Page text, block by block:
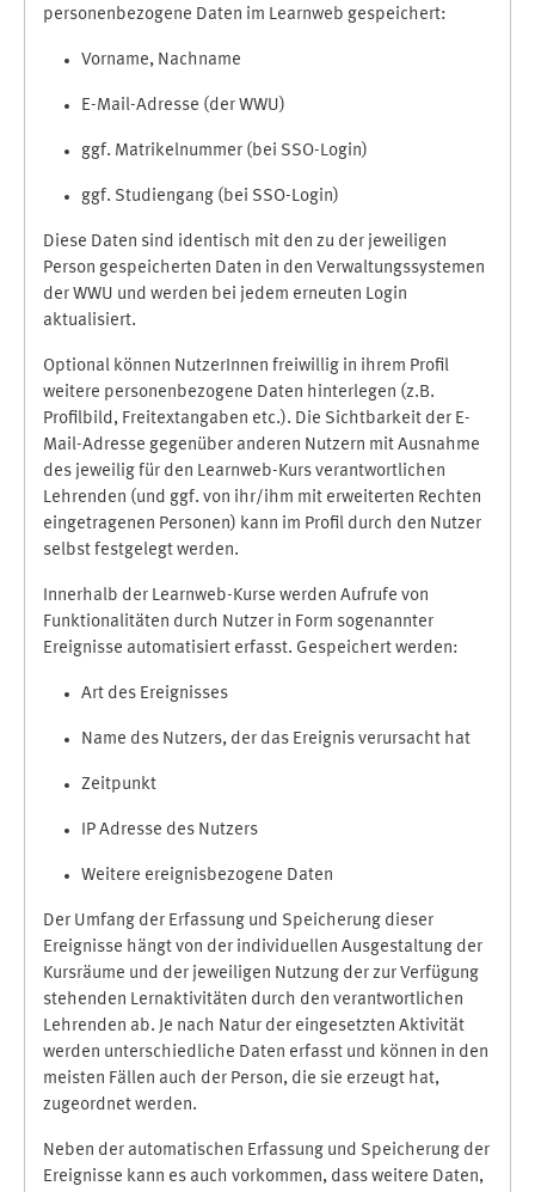
personenbezogene Daten im Learnweb gespeichert:
Vorname, Nachname
E-Mail-Adresse (der WWU)
ggf. Matrikelnummer (bei SSO-Login)
ggf. Studiengang (bei SSO-Login)
Diese Daten sind identisch mit den zu der jeweiligen
Person gespeicherten Daten in den Verwaltungssystemen
der WWU und werden bei jedem erneuten Login
aktualisiert.
Optional können NutzerInnen freiwillig in ihrem Profil
weitere personenbezogene Daten hinterlegen (z.B.
Profilbild, Freitextangaben etc.). Die Sichtbarkeit der E-
Mail-Adresse gegenüber anderen Nutzern mit Ausnahme
des jeweilig für den Learnweb-Kurs verantwortlichen
Lehrenden (und ggf. von ihr/ihm mit erweiterten Rechten
eingetragenen Personen) kann im Profil durch den Nutzer
selbst festgelegt werden.
Innerhalb der Learnweb-Kurse werden Aufrufe von
Funktionalitäten durch Nutzer in Form sogenannter
Ereignisse automatisiert erfasst. Gespeichert werden:
Art des Ereignisses
Name des Nutzers, der das Ereignis verursacht hat
Zeitpunkt
IP Adresse des Nutzers
Weitere ereignisbezogene Daten
Der Umfang der Erfassung und Speicherung dieser
Ereignisse hängt von der individuellen Ausgestaltung der
Kursräume und der jeweiligen Nutzung der zur Verfügung
stehenden Lernaktivitäten durch den verantwortlichen
Lehrenden ab. Je nach Natur der eingesetzten Aktivität
werden unterschiedliche Daten erfasst und können in den
meisten Fällen auch der Person, die sie erzeugt hat,
zugeordnet werden.
Neben der automatischen Erfassung und Speicherung der
Ereignisse kann es auch vorkommen, dass weitere Daten,